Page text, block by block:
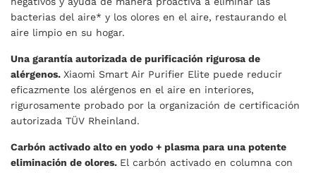
bacterias del aire* y los olores en el aire, restaurando el
aire limpio en su hogar.
Una garantía autorizada de purificación rigurosa de
alérgenos. Xiaomi Smart Air Purifier Elite puede reducir
eficazmente los alérgenos en el aire en interiores,
rigurosamente probado por la organización de certificación
autorizada TÜV Rheinland.
Carbón activado alto en yodo + plasma para una potente
eliminación de olores. El carbón activado en columna con